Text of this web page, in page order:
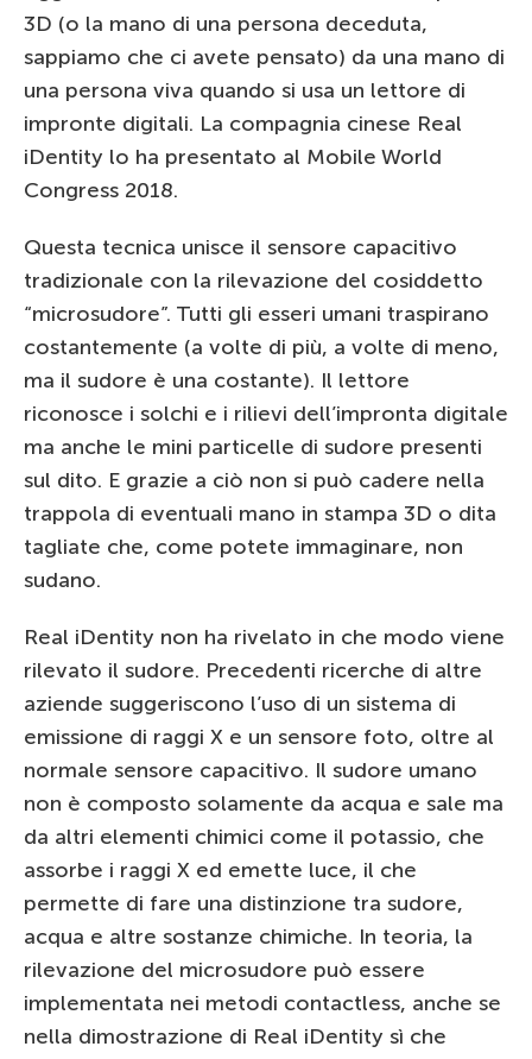
3D (o la mano di una persona deceduta,
sappiamo che ci avete pensato) da una mano di
una persona viva quando si usa un lettore di
impronte digitali. La compagnia cinese Real
iDentity lo ha presentato al Mobile World
Congress 2018.
Questa tecnica unisce il sensore capacitivo
tradizionale con la rilevazione del cosiddetto
“microsudore”. Tutti gli esseri umani traspirano
costantemente (a volte di più, a volte di meno,
ma il sudore è una costante). Il lettore
riconosce i solchi e i rilievi dell’impronta digitale
ma anche le mini particelle di sudore presenti
sul dito. E grazie a ciò non si può cadere nella
trappola di eventuali mano in stampa 3D o dita
tagliate che, come potete immaginare, non
sudano.
Real iDentity non ha rivelato in che modo viene
rilevato il sudore. Precedenti ricerche di altre
aziende suggeriscono l’uso di un sistema di
emissione di raggi X e un sensore foto, oltre al
normale sensore capacitivo. Il sudore umano
non è composto solamente da acqua e sale ma
da altri elementi chimici come il potassio, che
assorbe i raggi X ed emette luce, il che
permette di fare una distinzione tra sudore,
acqua e altre sostanze chimiche. In teoria, la
rilevazione del microsudore può essere
implementata nei metodi contactless, anche se
nella dimostrazione di Real iDentity sì che